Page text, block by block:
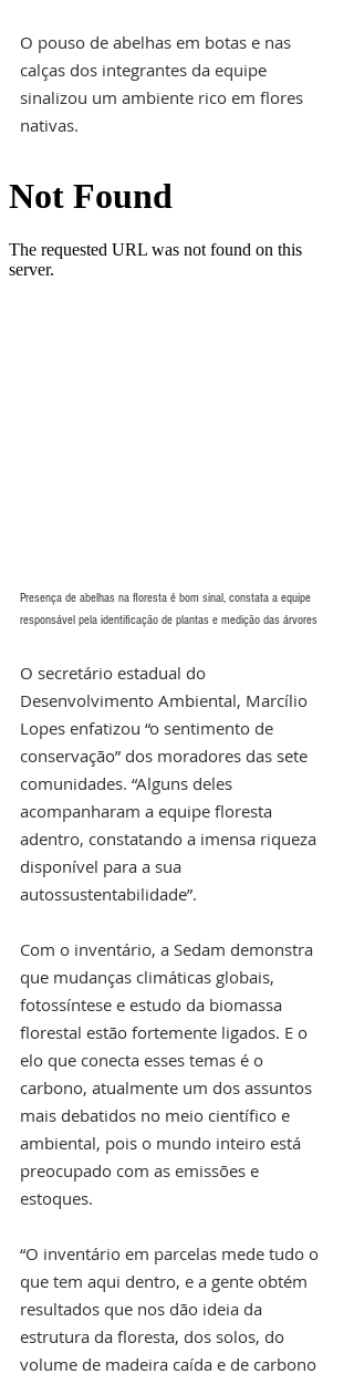
O pouso de abelhas em botas e nas
calças dos integrantes da equipe
sinalizou um ambiente rico em flores
nativas.
Presença de abelhas na floresta é bom sinal, constata a equipe
responsável pela identificação de plantas e medição das árvores
O secretário estadual do
Desenvolvimento Ambiental, Marcílio
Lopes enfatizou “o sentimento de
conservação” dos moradores das sete
comunidades. “Alguns deles
acompanharam a equipe floresta
adentro, constatando a imensa riqueza
disponível para a sua
autossustentabilidade”.
Com o inventário, a Sedam demonstra
que mudanças climáticas globais,
fotossíntese e estudo da biomassa
florestal estão fortemente ligados. E o
elo que conecta esses temas é o
carbono, atualmente um dos assuntos
mais debatidos no meio científico e
ambiental, pois o mundo inteiro está
preocupado com as emissões e
estoques.
“O inventário em parcelas mede tudo o
que tem aqui dentro, e a gente obtém
resultados que nos dão ideia da
estrutura da floresta, dos solos, do
volume de madeira caída e de carbono